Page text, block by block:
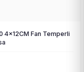
4×12CM Fan Temperli